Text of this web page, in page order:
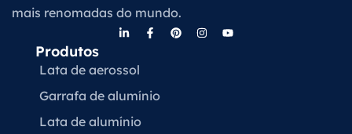
mais renomadas do mundo.
Produtos
Lata de aerossol
Garrafa de alumínio
Lata de alumínio